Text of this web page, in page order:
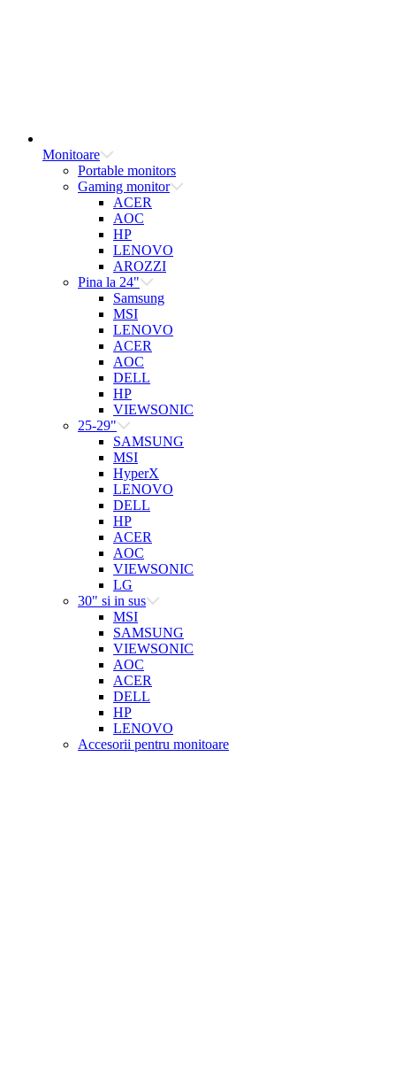
Monitoare
Portable monitors
Gaming monitor
ACER
AOC
HP
LENOVO
AROZZI
Pina la 24"
Samsung
MSI
LENOVO
ACER
AOC
DELL
HP
VIEWSONIC
25-29"
SAMSUNG
MSI
HyperX
LENOVO
DELL
HP
ACER
AOC
VIEWSONIC
LG
30" si in sus
MSI
SAMSUNG
VIEWSONIC
AOC
ACER
DELL
HP
LENOVO
Accesorii pentru monitoare